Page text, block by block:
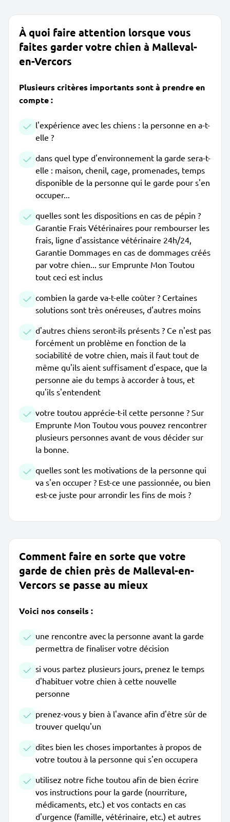
À quoi faire attention lorsque vous
faites garder votre chien à Malleval-
en-Vercors
Plusieurs critères importants sont à prendre en
compte :
l'expérience avec les chiens : la personne en a-t-
elle ?
dans quel type d'environnement la garde sera-t-
elle : maison, chenil, cage, promenades, temps
disponible de la personne qui le garde pour s'en
occuper...
quelles sont les dispositions en cas de pépin ?
Garantie Frais Vétérinaires pour rembourser les
frais, ligne d'assistance vétérinaire 24h/24,
Garantie Dommages en cas de dommages créés
par votre chien... sur Emprunte Mon Toutou
tout ceci est inclus
combien la garde va-t-elle coûter ? Certaines
solutions sont très onéreuses, d'autres moins
d'autres chiens seront-ils présents ? Ce n'est pas
forcément un problème en fonction de la
sociabilité de votre chien, mais il faut tout de
même qu'ils aient suffisament d'espace, que la
personne aie du temps à accorder à tous, et
qu'ils s'entendent
votre toutou apprécie-t-il cette personne ? Sur
Emprunte Mon Toutou vous pouvez rencontrer
plusieurs personnes avant de vous décider sur
la bonne.
quelles sont les motivations de la personne qui
va s'en occuper ? Est-ce une passionnée, ou bien
est-ce juste pour arrondir les fins de mois ?
Comment faire en sorte que votre
garde de chien près de Malleval-en-
Vercors se passe au mieux
Voici nos conseils :
une rencontre avec la personne avant la garde
permettra de finaliser votre décision
si vous partez plusieurs jours, prenez le temps
d'habituer votre chien à cette nouvelle
personne
prenez-vous y bien à l'avance afin d'être sûr de
trouver quelqu'un
dites bien les choses importantes à propos de
votre toutou à la personne qui s'en occupera
utilisez notre fiche toutou afin de bien écrire
vos instructions pour la garde (nourriture,
médicaments, etc.) et vos contacts en cas
d'urgence (famille, vétérinaire, etc.) et autres